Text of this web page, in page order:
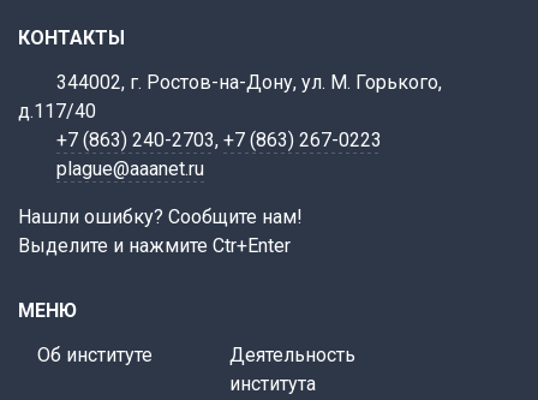
КОНТАКТЫ
344002, г. Ростов-на-Дону, ул. М. Горького,
д.117/40
+7 (863) 240-2703, +7 (863) 267-0223
plague@aaanet.ru
Нашли ошибку? Сообщите нам!
Выделите и нажмите Ctr+Enter
МЕНЮ
Об институте
Деятельность
института